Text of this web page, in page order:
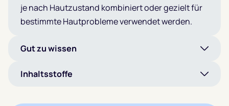
je nach Hautzustand kombiniert oder gezielt für
bestimmte Hautprobleme verwendet werden.
Gut zu wissen
Inhaltsstoffe